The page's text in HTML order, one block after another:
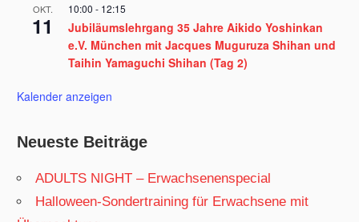
OKT.
11
10:00 - 12:15
Jubiläumslehrgang 35 Jahre Aikido Yoshinkan
e.V. München mit Jacques Muguruza Shihan und
Taihin Yamaguchi Shihan (Tag 2)
Kalender anzeigen
Neueste Beiträge
ADULTS NIGHT – Erwachsenenspecial
Halloween-Sondertraining für Erwachsene mit